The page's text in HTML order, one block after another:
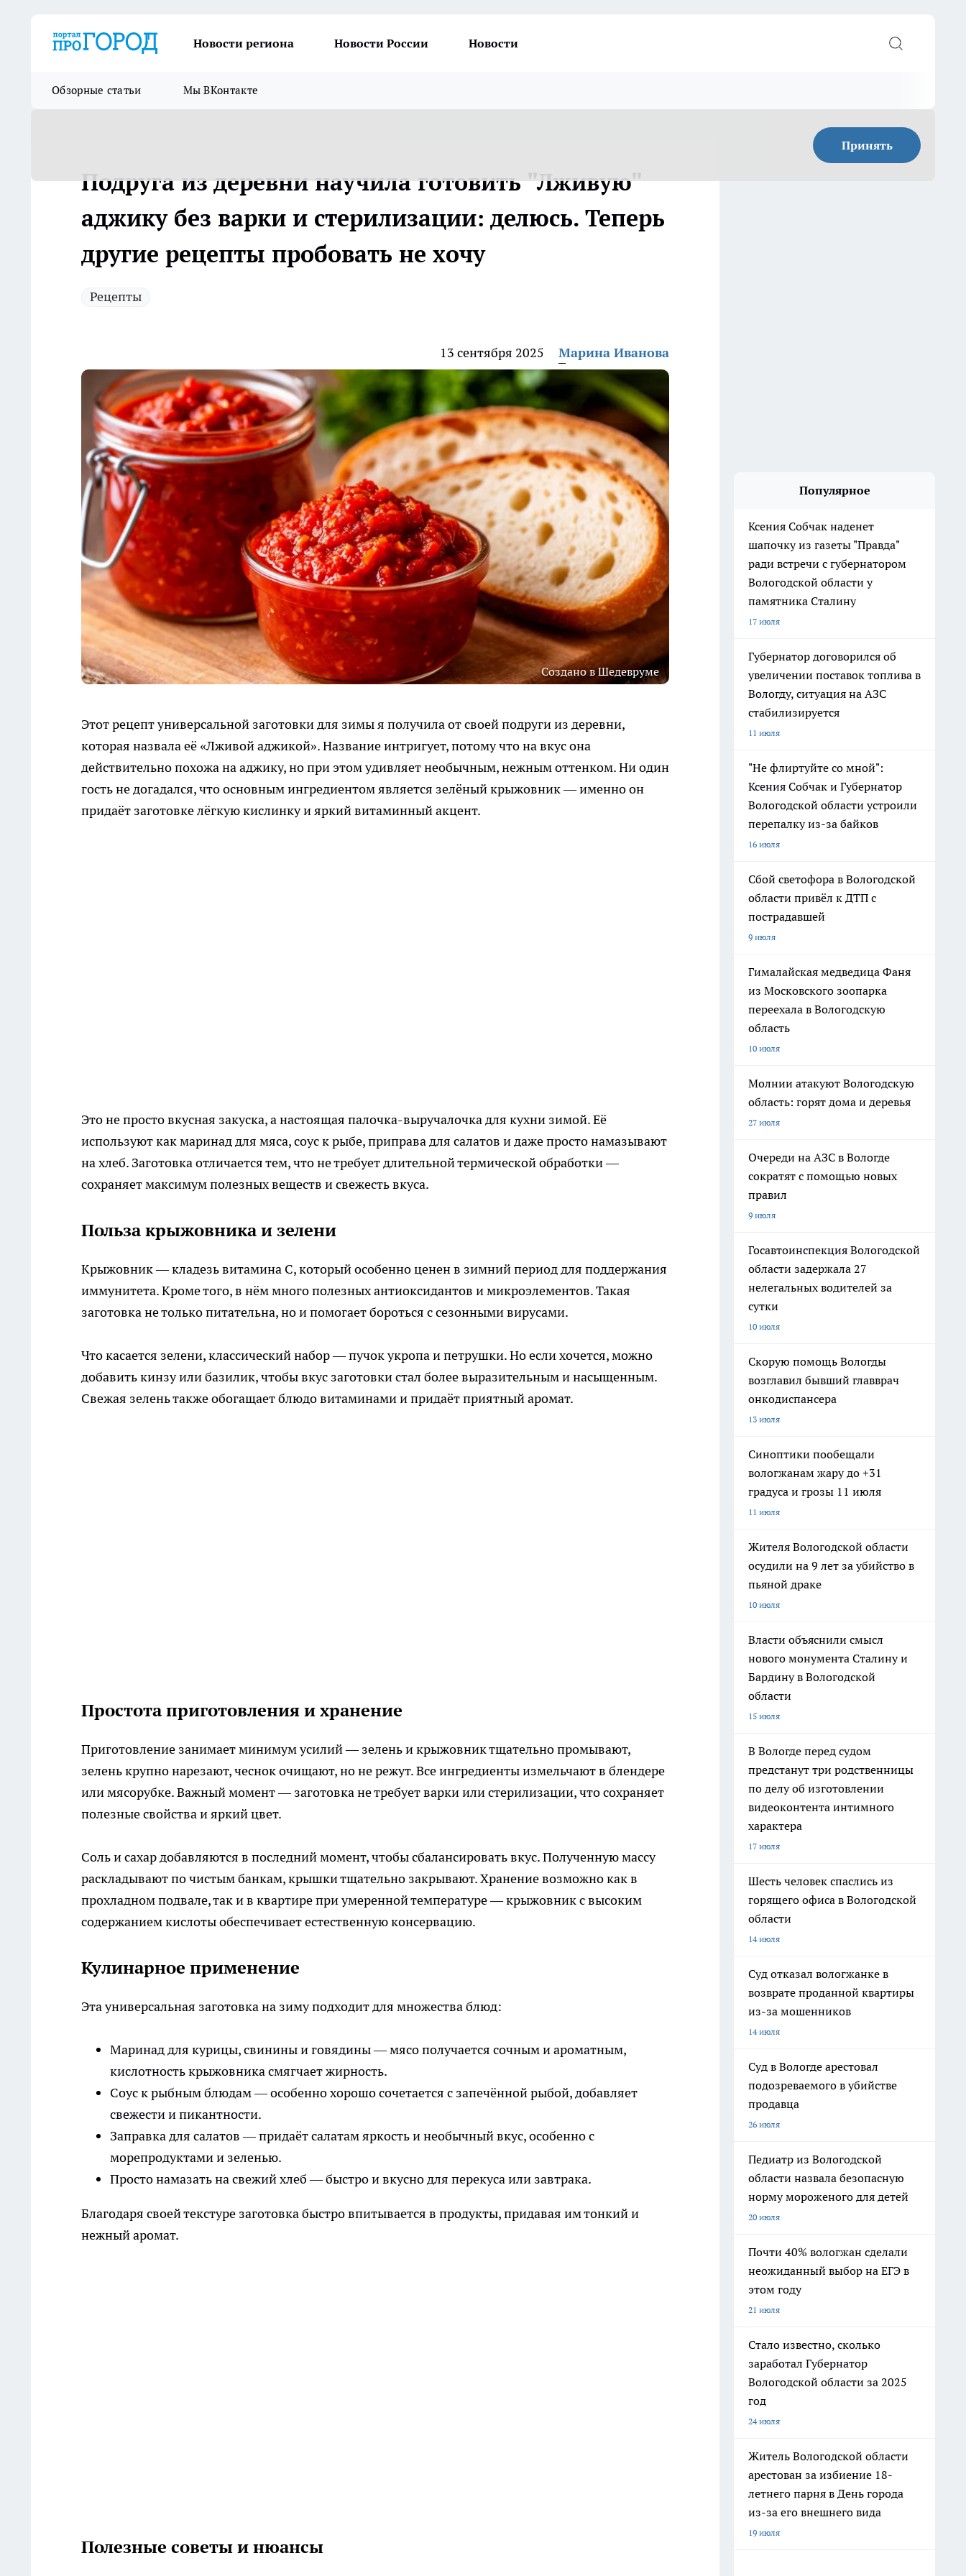
Новости региона Новости России Новости
Обзорные статьи Мы ВКонтакте
Принять
Подруга из деревни научила готовить "Лживую"
аджику без варки и стерилизации: делюсь. Теперь
другие рецепты пробовать не хочу
Рецепты
13 сентября 2025 Марина Иванова
Создано в Шедевруме
Этот рецепт универсальной заготовки для зимы я получила от своей подруги из деревни,
которая назвала её «Лживой аджикой». Название интригует, потому что на вкус она
действительно похожа на аджику, но при этом удивляет необычным, нежным оттенком. Ни один
гость не догадался, что основным ингредиентом является зелёный крыжовник — именно он
придаёт заготовке лёгкую кислинку и яркий витаминный акцент.
Это не просто вкусная закуска, а настоящая палочка-выручалочка для кухни зимой. Её
используют как маринад для мяса, соус к рыбе, приправа для салатов и даже просто намазывают
на хлеб. Заготовка отличается тем, что не требует длительной термической обработки —
сохраняет максимум полезных веществ и свежесть вкуса.
Польза крыжовника и зелени
Крыжовник — кладезь витамина C, который особенно ценен в зимний период для поддержания
иммунитета. Кроме того, в нём много полезных антиоксидантов и микроэлементов. Такая
заготовка не только питательна, но и помогает бороться с сезонными вирусами.
Что касается зелени, классический набор — пучок укропа и петрушки. Но если хочется, можно
добавить кинзу или базилик, чтобы вкус заготовки стал более выразительным и насыщенным.
Свежая зелень также обогащает блюдо витаминами и придаёт приятный аромат.
Простота приготовления и хранение
Приготовление занимает минимум усилий — зелень и крыжовник тщательно промывают,
зелень крупно нарезают, чеснок очищают, но не режут. Все ингредиенты измельчают в блендере
или мясорубке. Важный момент — заготовка не требует варки или стерилизации, что сохраняет
полезные свойства и яркий цвет.
Соль и сахар добавляются в последний момент, чтобы сбалансировать вкус. Полученную массу
раскладывают по чистым банкам, крышки тщательно закрывают. Хранение возможно как в
прохладном подвале, так и в квартире при умеренной температуре — крыжовник с высоким
содержанием кислоты обеспечивает естественную консервацию.
Кулинарное применение
Эта универсальная заготовка на зиму подходит для множества блюд:
Маринад для курицы, свинины и говядины — мясо получается сочным и ароматным,
кислотность крыжовника смягчает жирность.
Соус к рыбным блюдам — особенно хорошо сочетается с запечённой рыбой, добавляет
свежести и пикантности.
Заправка для салатов — придаёт салатам яркость и необычный вкус, особенно с
морепродуктами и зеленью.
Просто намазать на свежий хлеб — быстро и вкусно для перекуса или завтрака.
Благодаря своей текстуре заготовка быстро впитывается в продукты, придавая им тонкий и
нежный аромат.
Полезные советы и нюансы
Популярное
Ксения Собчак наденет
шапочку из газеты "Правда"
ради встречи с губернатором
Вологодской области у
памятника Сталину
17 июля
Губернатор договорился об
увеличении поставок топлива в
Вологду, ситуация на АЗС
стабилизируется
11 июля
"Не флиртуйте со мной":
Ксения Собчак и Губернатор
Вологодской области устроили
перепалку из-за байков
16 июля
Сбой светофора в Вологодской
области привёл к ДТП с
пострадавшей
9 июля
Гималайская медведица Фаня
из Московского зоопарка
переехала в Вологодскую
область
10 июля
Молнии атакуют Вологодскую
область: горят дома и деревья
27 июля
Очереди на АЗС в Вологде
сократят с помощью новых
правил
9 июля
Госавтоинспекция Вологодской
области задержала 27
нелегальных водителей за
сутки
10 июля
Скорую помощь Вологды
возглавил бывший главврач
онкодиспансера
13 июля
Синоптики пообещали
вологжанам жару до +31
градуса и грозы 11 июля
11 июля
Жителя Вологодской области
осудили на 9 лет за убийство в
пьяной драке
10 июля
Власти объяснили смысл
нового монумента Сталину и
Бардину в Вологодской
области
15 июля
В Вологде перед судом
предстанут три родственницы
по делу об изготовлении
видеоконтента интимного
характера
17 июля
Шесть человек спаслись из
горящего офиса в Вологодской
области
14 июля
Суд отказал вологжанке в
возврате проданной квартиры
из-за мошенников
14 июля
Суд в Вологде арестовал
подозреваемого в убийстве
продавца
26 июля
Педиатр из Вологодской
области назвала безопасную
норму мороженого для детей
20 июля
Почти 40% вологжан сделали
неожиданный выбор на ЕГЭ в
этом году
21 июля
Стало известно, сколько
заработал Губернатор
Вологодской области за 2025
год
24 июля
Житель Вологодской области
арестован за избиение 18-
летнего парня в День города
из-за его внешнего вида
19 июля